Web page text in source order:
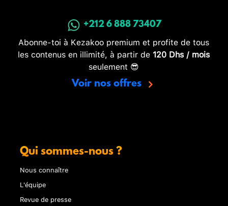
+212 6 888 73407
Abonne-toi à Kezakoo premium et profite de tous
les contenus en illimité, à partir de 120 Dhs / mois
seulement 😎
Voir nos offres
Qui sommes-nous ?
Nous connaître
L'équipe
Revue de presse